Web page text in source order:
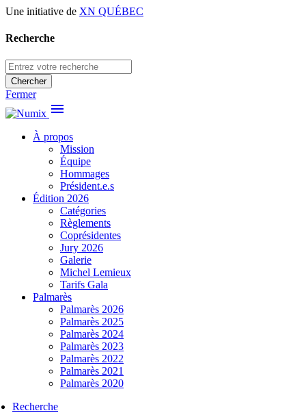
Une initiative de XN QUÉBEC
Recherche
Chercher
Fermer
menu
À propos
Mission
Équipe
Hommages
Président.e.s
Édition 2026
Catégories
Règlements
Coprésidentes
Jury 2026
Galerie
Michel Lemieux
Tarifs Gala
Palmarès
Palmarès 2026
Palmarès 2025
Palmarès 2024
Palmarès 2023
Palmarès 2022
Palmarès 2021
Palmarès 2020
Recherche